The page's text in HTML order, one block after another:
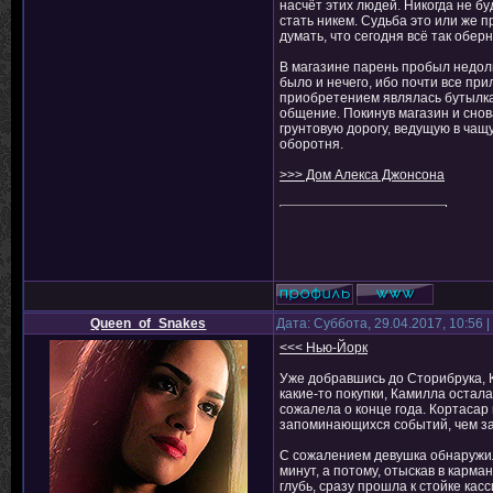
насчёт этих людей. Никогда не
стать никем. Судьба это или же
думать, что сегодня всё так
В магазине парень пробыл
было и нечего, ибо почти все
приобретением являлась
общение. Покинув магазин и
грунтовую дорогу, ведущую в
оборотня.
>>> Дом Алекса Джонсона
Queen_of_Snakes
Дата: Суббота, 29.04.2017,
<<< Нью-Йорк
Уже добравшись до Сторибрука,
какие-то покупки, Камилла
сожалела о конце года.
запоминающихся событий, чем
С сожалением девушка
минут, а потому, отыскав в
глубь, сразу прошла к стойке